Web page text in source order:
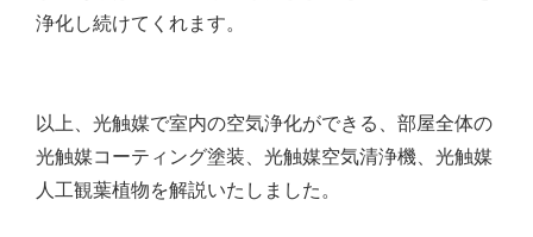
浄化し続けてくれます。
以上、光触媒で室内の空気浄化ができる、部屋全体の
光触媒コーティング塗装、光触媒空気清浄機、光触媒
人工観葉植物を解説いたしました。